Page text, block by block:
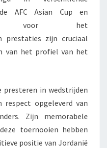
AFC Asian Cup en
voor het
prestaties zijn cruciaal
van het profiel van het
presteren in wedstrijden
opgeleverd van
Zijn memorabele
toernooien hebben
positie van Jordanië